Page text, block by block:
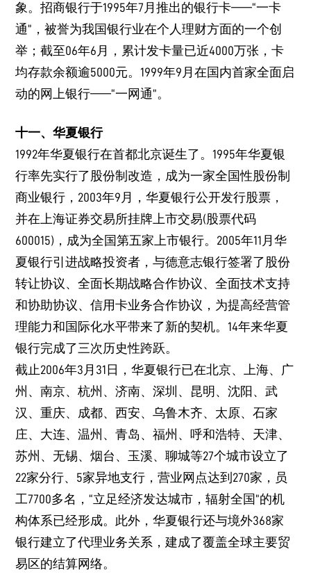
象。招商银行于1995年7月推出的银行卡——“一卡
通”，被誉为我国银行业在个人理财方面的一个创
举；截至06年6月，累计发卡量已近4000万张，卡
均存款余额逾5000元。1999年9月在国内首家全面启
动的网上银行——“一网通”。
十一、华夏银行
1992年华夏银行在首都北京诞生了。1995年华夏银
行率先实行了股份制改造，成为一家全国性股份制
商业银行，2003年9月，华夏银行公开发行股票，
并在上海证券交易所挂牌上市交易(股票代码
600015)，成为全国第五家上市银行。2005年11月华
夏银行引进战略投资者，与德意志银行签署了股份
转让协议、全面长期战略合作协议、全面技术支持
和协助协议、信用卡业务合作协议，为提高经营管
理能力和国际化水平带来了新的契机。14年来华夏
银行完成了三次历史性跨跃。
截止2006年3月31日，华夏银行已在北京、上海、广
州、南京、杭州、济南、深圳、昆明、沈阳、武
汉、重庆、成都、西安、乌鲁木齐、太原、石家
庄、大连、温州、青岛、福州、呼和浩特、天津、
苏州、无锡、烟台、玉溪、聊城等27个城市设立了
22家分行、5家异地支行，营业网点达到270家，员
工7700多名，“立足经济发达城市，辐射全国”的机
构体系已经形成。此外，华夏银行还与境外368家
银行建立了代理业务关系，建成了覆盖全球主要贸
易区的结算网络。